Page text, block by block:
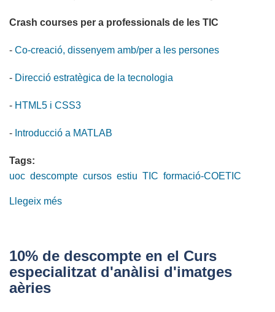
Crash courses per a professionals de les TIC
- Co-creació, dissenyem amb/per a les persones
- Direcció estratègica de la tecnologia
- HTML5 i CSS3
- Introducció a MATLAB
Tags:
uoc descompte cursos estiu TIC formació-COETIC
Llegeix més
en
cursos
10% de descompte en el Curs
especialitzat d'anàlisi d'imatges
aèries